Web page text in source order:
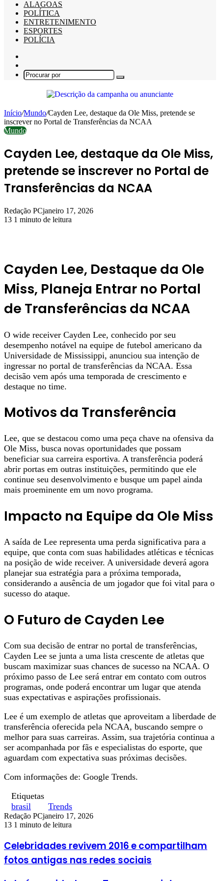
ALAGOAS
POLÍTICA
ENTRETENIMENTO
ESPORTES
POLÍCIA
skin
Procurar
Início/Mundo/Cayden Lee, destaque da Ole Miss, pretende se
inscrever no Portal de Transferências da NCAA
Mundo
Cayden Lee, destaque da Ole Miss,
pretende se inscrever no Portal de
Transferências da NCAA
Redação PCjaneiro 17, 2026
13 1 minuto de leitura
Cayden Lee, Destaque da Ole
Miss, Planeja Entrar no Portal
de Transferências da NCAA
O wide receiver Cayden Lee, conhecido por seu
desempenho notável na equipe de futebol americano da
Universidade de Mississippi, anunciou sua intenção de
ingressar no portal de transferências da NCAA. Essa
decisão vem após uma temporada de crescimento e
destaque no time.
Motivos da Transferência
Lee, que se destacou como uma peça chave na ofensiva da
Ole Miss, busca novas oportunidades que possam
beneficiar sua carreira esportiva. A transferência poderá
abrir portas em outras instituições, permitindo que ele
continue seu desenvolvimento e busque um papel ainda
mais proeminente em um novo programa.
Impacto na Equipe da Ole Miss
A saída de Lee representa uma perda significativa para a
equipe, que conta com suas habilidades atléticas e técnicas
na posição de wide receiver. A universidade deverá agora
planejar sua estratégia para a próxima temporada,
considerando a ausência de um jogador que foi vital para o
sucesso do ataque.
O Futuro de Cayden Lee
Com sua decisão de entrar no portal de transferências,
Cayden Lee se junta a uma lista crescente de atletas que
buscam maximizar suas chances de sucesso na NCAA. O
próximo passo de Lee será entrar em contato com outros
programas, onde poderá encontrar um lugar que atenda
suas expectativas e aspirações profissionais.
Lee é um exemplo de atletas que aproveitam a liberdade de
transferência oferecida pela NCAA, buscando sempre o
melhor para suas carreiras. Assim, sua trajetória continua a
ser acompanhada por fãs e especialistas do esporte, que
aguardam com expectativa suas próximas decisões.
Com informações de: Google Trends.
Etiquetas
brasil
Trends
Redação PCjaneiro 17, 2026
13 1 minuto de leitura
Celebridades revivem 2016 e compartilham
fotos antigas nas redes sociais